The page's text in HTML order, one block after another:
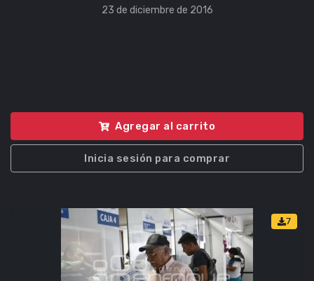
23 de diciembre de 2016
Agregar al carrito
Inicia sesión para comprar
7